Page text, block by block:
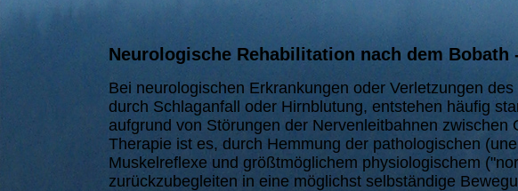
Neurologische Rehabilitation nach dem Bobath
Bei neurologischen Erkrankungen oder Verletzungen
durch Schlaganfall oder Hirnblutung, entstehen häufig
aufgrund von Störungen der Nervenleitbahnen
Therapie ist es, durch Hemmung der pathologischen
Muskelreflexe und größtmöglichem physiologischem
zurückzubegleiten in eine möglichst selbständige